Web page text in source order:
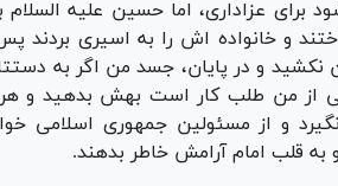
عزاداری، اما حسین علیه السلام
و خانواده اش را به اسیری بردند پس
نکشید و در پایان، جسد من اگر به
از من طلب کار است بهش بدهید و
و از مسئولین جمهوری اسلامی
به قلب امام آرامش خاطر بدهند.